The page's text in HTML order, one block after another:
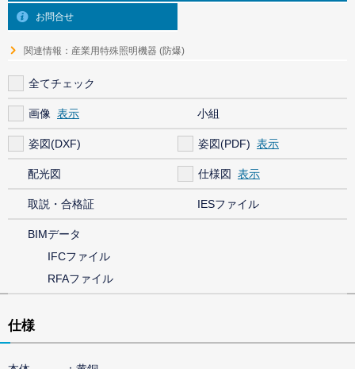
お問合せ
関連情報：産業用特殊照明機器 (防爆)
全てチェック
画像 小組
姿図(DXF) 姿図(PDF)
配光図 仕様図
取説・合格証 IESファイル
BIMデータ
IFCファイル
RFAファイル
仕様